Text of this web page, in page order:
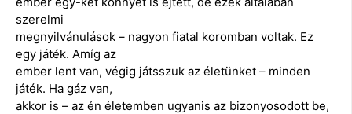
szerelmi
megnyilvánulások – nagyon fiatal koromban voltak. Ez
egy játék. Amíg az
ember lent van, végig játsszuk az életünket – minden
játék. Ha gáz van,
akkor is – az én életemben ugyanis az bizonyosodott be,